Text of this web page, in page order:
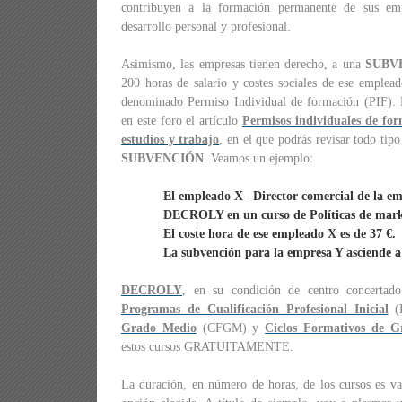
contribuyen a la formación permanente de sus
desarrollo personal y profesional.
Asimismo, las empresas tienen derecho, a una
200 horas de salario y costes sociales de ese
denominado Permiso Individual de formación (PIF).
en este foro el artículoPermisos individuales de
estudios y trabajo, en el que podrás revisar todo
SUBVENCIÓN. Veamos un ejemplo:
El empleado X –Director comercial de la
DECROLY en un curso de Políticas de
El coste hora de ese empleado X es de 37 €.
La subvención para la empresa Y asciende
DECROLY, en su condición de centro
Programas de Cualificación Profesional Inicial
Grado Medio(CFGM) yCiclos Formativos de
estos cursos GRATUITAMENTE.
La duración, en número de horas, de los cursos es